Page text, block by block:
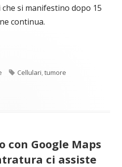
si manifestino dopo 15
continua.
Tag
Cellulari tumore
Google Maps
ci assiste